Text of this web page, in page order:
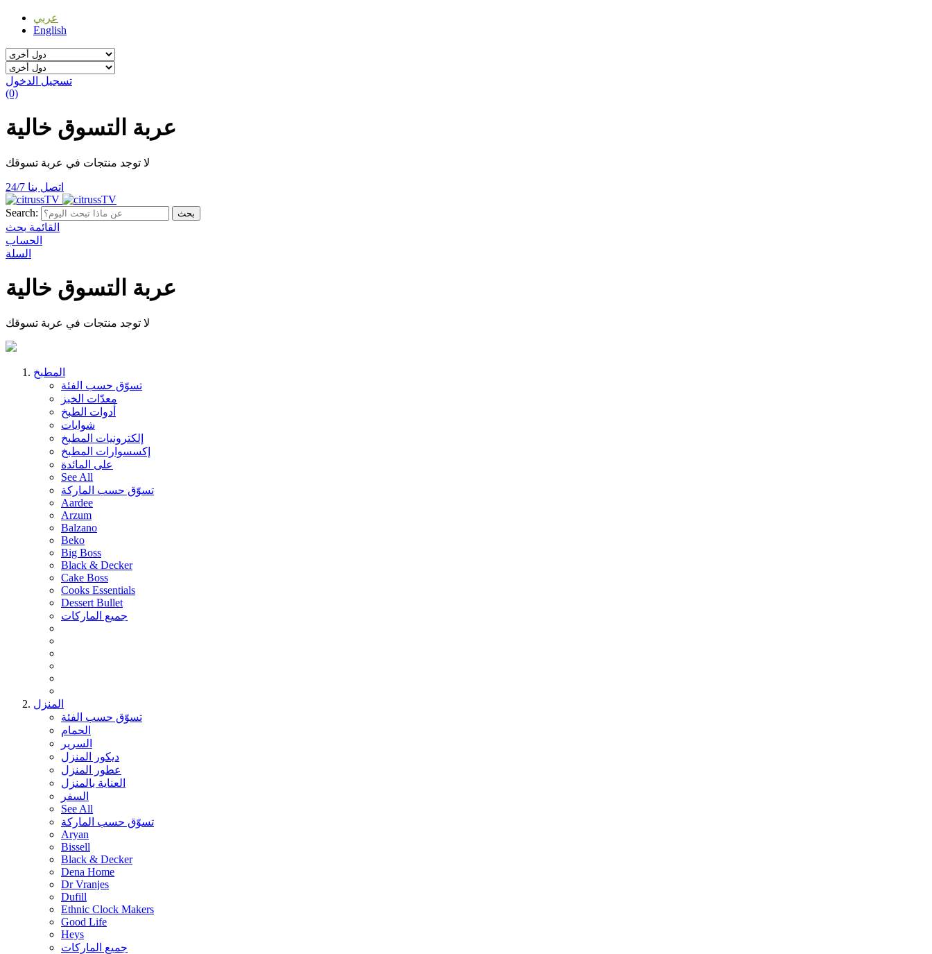
عربي
English
تسجيل الدخول
(0)
عربة التسوق خالية
لا توجد منتجات في عربة تسوقك
اتصل بنا 24/7
Search: بحث
القائمة بحث
الحساب
السلة
عربة التسوق خالية
لا توجد منتجات في عربة تسوقك
المطبخ
تسوّق حسب الفئة
معدّات الخبز
أدوات الطبخ
شوايات
إلكترونيات المطبخ
إكسسوارات المطبخ
على المائدة
See All
تسوّق حسب الماركة
Aardee
Arzum
Balzano
Beko
Big Boss
Black & Decker
Cake Boss
Cooks Essentials
Dessert Bullet
جميع الماركات
المنزل
تسوّق حسب الفئة
الحمام
السرير
ديكور المنزل
عطور المنزل
العناية بالمنزل
السفر
See All
تسوّق حسب الماركة
Aryan
Bissell
Black & Decker
Dena Home
Dr Vranjes
Dufill
Ethnic Clock Makers
Good Life
Heys
جميع الماركات